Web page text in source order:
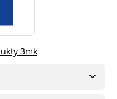
3mk